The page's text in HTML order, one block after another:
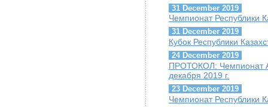
31 December 2019
Чемпионат Республики
31 December 2019
Кубок Республики
24 December 2019
ПРОТОКОЛ: Чемпионат
декабря 2019 г.
23 December 2019
Чемпионат Республики